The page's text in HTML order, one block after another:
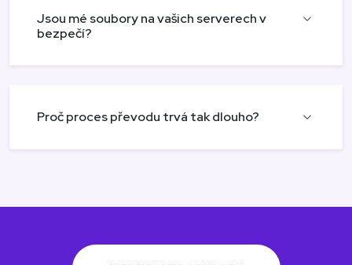
Jsou mé soubory na vašich serverech v
bezpečí?
Proč proces převodu trvá tak dlouho?